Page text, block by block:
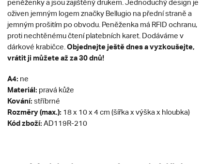
peněženky a jsou zajištěný drukem. Jednoduchý design je
oživen jemným logem značky Bellugio na přední straně a
jemným prošitím po obvodu. Peněženka má RFID ochranu,
proti nechtěnému čtení platebních karet. Dodáváme v
dárkové krabičce. Objednejte ještě dnes a vyzkoušejte,
vrátit ji můžete až za 30 dnů!
A4: ne
Materiál: pravá kůže
Kování: stříbrné
Rozměry (max.): 18 x 10 x 4 cm (šířka x výška x hloubka)
Kód zboží: AD119R-210